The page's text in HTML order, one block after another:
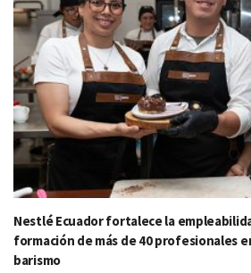
Nestlé Ecuador fortalece la
formación de más de 40 profesionales
barismo